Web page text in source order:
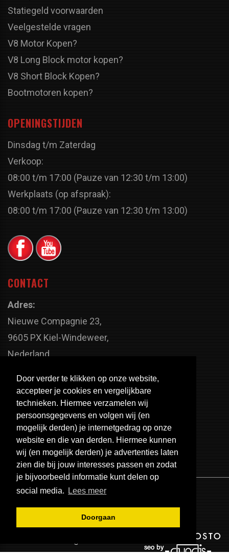
Door verder te klikken op onze website,
accepteer je cookies en vergelijkbare
technieken. Hiermee verzamelen wij
persoonsgegevens en volgen wij (en
mogelijk derden) je internetgedrag op onze
website en die van derden. Hiermee kunnen
wij (en mogelijk derden) je advertenties laten
zien die bij jouw interesses passen en zodat
je bijvoorbeeld informatie kunt delen op
social media.
Lees meer
Doorgaan
Statiegeld voorwaarden
Veelgestelde vragen
V8 Motor Kopen?
V8 Long Block motor kopen?
V8 Short Block Kopen?
Bootmotoren kopen?
OPENINGSTIJDEN
Dinsdag t/m Zaterdag
Verkoop:
08:00 t/m 17:00 (Pauze van 12:30 t/m 13:00)
Werkplaats (op afspraak):
08:00 t/m 17:00 (Pauze van 12:30 t/m 13:00)
CONTACT
Adres:
Nieuwe Compagnie 23,
9605 PX Kiel-Windeweer,
Nederland
+31 598 - 320 402
Telefoonnummer:
+31 598 - 350 330
Email:
info@usa-engines.com